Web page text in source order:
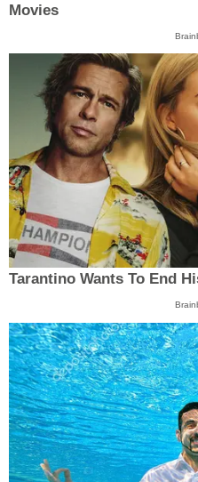
Movies
Tarantino Wants To End